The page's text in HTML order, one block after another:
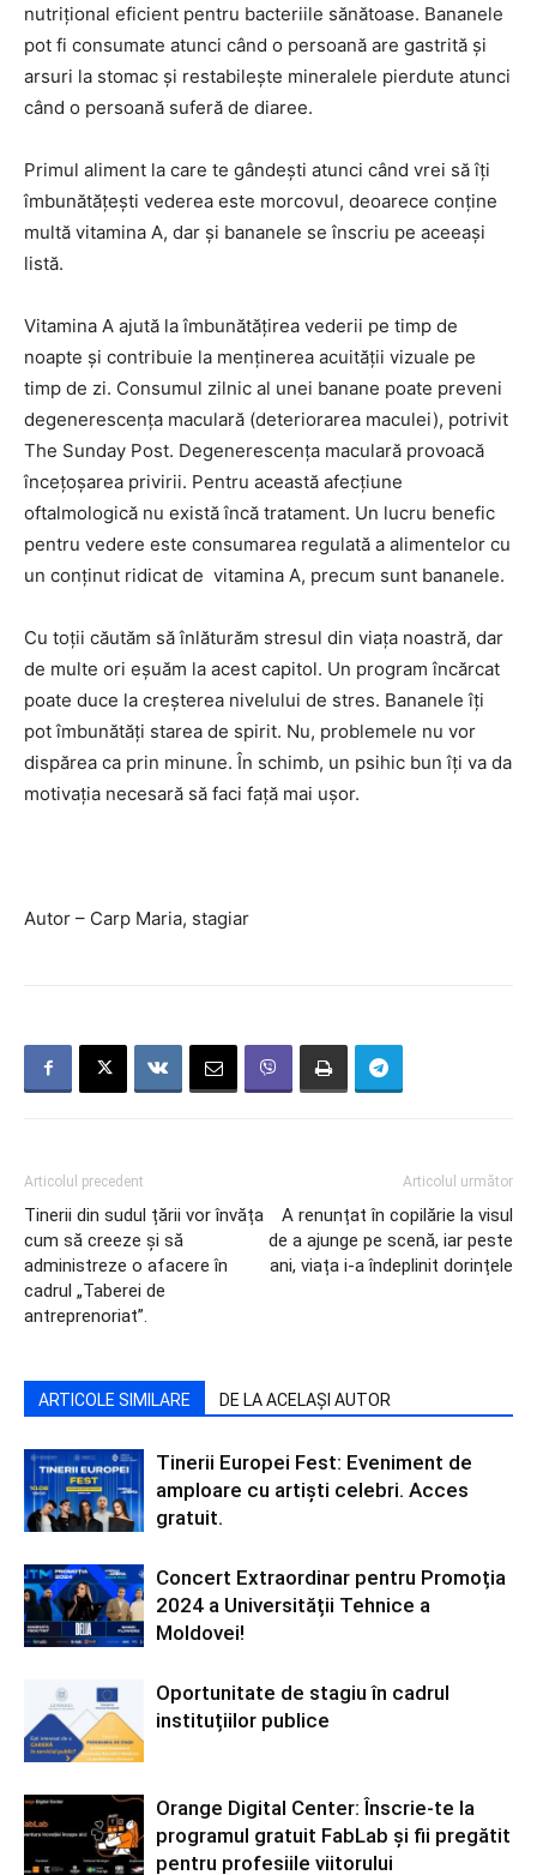
nutrițional eficient pentru bacteriile sănătoase. Bananele
pot fi consumate atunci când o persoană are gastrită și
arsuri la stomac și restabilește mineralele pierdute atunci
când o persoană suferă de diaree.
Primul aliment la care te gândești atunci când vrei să îți
îmbunătățești vederea este morcovul, deoarece conține
multă vitamina A, dar și bananele se înscriu pe aceeași
listă.
Vitamina A ajută la îmbunătățirea vederii pe timp de
noapte și contribuie la menținerea acuității vizuale pe
timp de zi. Consumul zilnic al unei banane poate preveni
degenerescența maculară (deteriorarea maculei), potrivit
The Sunday Post. Degenerescența maculară provoacă
încețoșarea privirii. Pentru această afecțiune
oftalmologică nu există încă tratament. Un lucru benefic
pentru vedere este consumarea regulată a alimentelor cu
un conținut ridicat de vitamina A, precum sunt bananele.
Cu toții căutăm să înlăturăm stresul din viața noastră, dar
de multe ori eșuăm la acest capitol. Un program încărcat
poate duce la creșterea nivelului de stres. Bananele îți
pot îmbunătăți starea de spirit. Nu, problemele nu vor
dispărea ca prin minune. În schimb, un psihic bun îți va da
motivația necesară să faci față mai ușor.
Autor – Carp Maria, stagiar
Articolul precedent
Tinerii din sudul țării vor învăța
cum să creeze și să
administreze o afacere în
cadrul „Taberei de
antreprenoriat”.
Articolul următor
A renunțat în copilărie la visul
de a ajunge pe scenă, iar peste
ani, viața i-a îndeplinit dorințele
ARTICOLE SIMILARE DE LA ACELAȘI AUTOR
Tinerii Europei Fest: Eveniment de
amploare cu artiști celebri. Acces
gratuit.
Concert Extraordinar pentru Promoția
2024 a Universității Tehnice a
Moldovei!
Oportunitate de stagiu în cadrul
instituțiilor publice
Orange Digital Center: Înscrie-te la
programul gratuit FabLab și fii pregătit
pentru profesiile viitorului